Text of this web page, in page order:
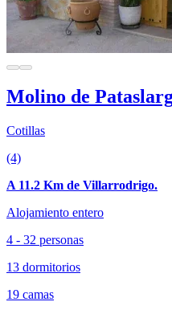
Molino de
Cotillas
(4)
A 11.2 Km de Villarrodrigo.
Alojamiento entero
4 - 32 personas
13 dormitorios
19 camas